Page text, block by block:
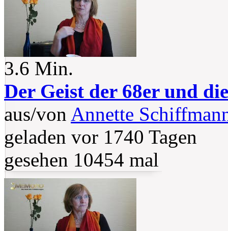
3.6 Min.
Der Geist der 68er und
aus/von Annette
geladen vor 1740 Tagen
gesehen 10454 mal